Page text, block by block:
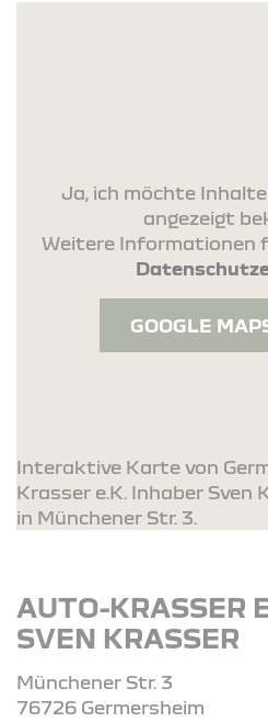
Ja, ich möchte
angezeigt
Weitere Informationen
GOOGLE
Interaktive Karte von
Krasser e.K. Inhaber Sven
in Münchener Str. 3.
AUTO-KRASSER
SVEN KRASSER
Münchener Str. 3
76726 Germersheim